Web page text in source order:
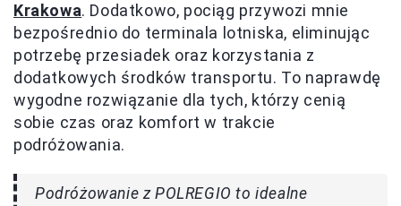
Krakowa. Dodatkowo, pociąg przywozi mnie
bezpośrednio do terminala lotniska, eliminując
potrzebę przesiadek oraz korzystania z
dodatkowych środków transportu. To naprawdę
wygodne rozwiązanie dla tych, którzy cenią
sobie czas oraz komfort w trakcie
podróżowania.
Podróżowanie z POLREGIO to idealne